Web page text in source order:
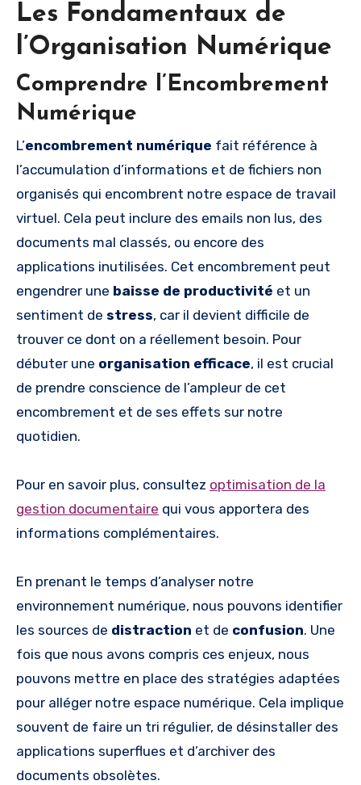
Les Fondamentaux de
l’Organisation Numérique
Comprendre l’Encombrement
Numérique
L’encombrement numérique fait référence à
l’accumulation d’informations et de fichiers non
organisés qui encombrent notre espace de travail
virtuel. Cela peut inclure des emails non lus, des
documents mal classés, ou encore des
applications inutilisées. Cet encombrement peut
engendrer une baisse de productivité et un
sentiment de stress, car il devient difficile de
trouver ce dont on a réellement besoin. Pour
débuter une organisation efficace, il est crucial
de prendre conscience de l’ampleur de cet
encombrement et de ses effets sur notre
quotidien.
Pour en savoir plus, consultez optimisation de la
gestion documentaire qui vous apportera des
informations complémentaires.
En prenant le temps d’analyser notre
environnement numérique, nous pouvons identifier
les sources de distraction et de confusion. Une
fois que nous avons compris ces enjeux, nous
pouvons mettre en place des stratégies adaptées
pour alléger notre espace numérique. Cela implique
souvent de faire un tri régulier, de désinstaller des
applications superflues et d’archiver des
documents obsolètes.